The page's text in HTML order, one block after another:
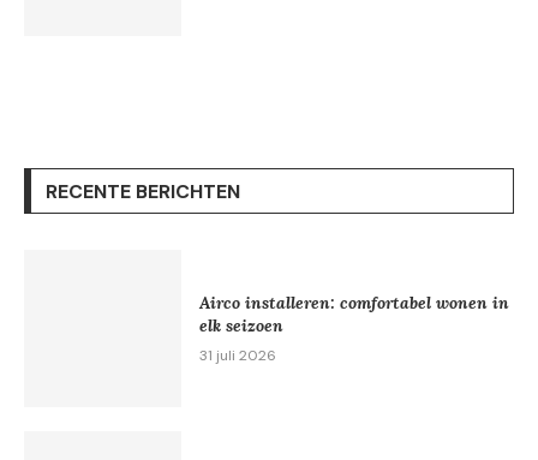
RECENTE BERICHTEN
Airco installeren: comfortabel wonen in
elk seizoen
31 juli 2026